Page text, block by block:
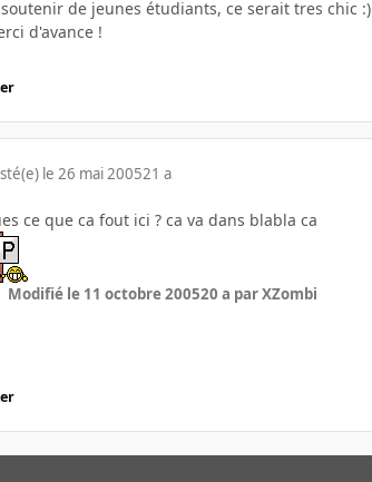
de jeunes étudiants, ce serait tres chic :)
d'avance !
le 26 mai 200521 a
ce que ca fout ici ? ca va dans blabla ca
Modifié le 11 octobre 200520 a par XZombi